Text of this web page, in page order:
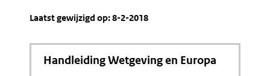
Laatst gewijzigd op: 8-2-2018
Handleiding Wetgeving en Europa